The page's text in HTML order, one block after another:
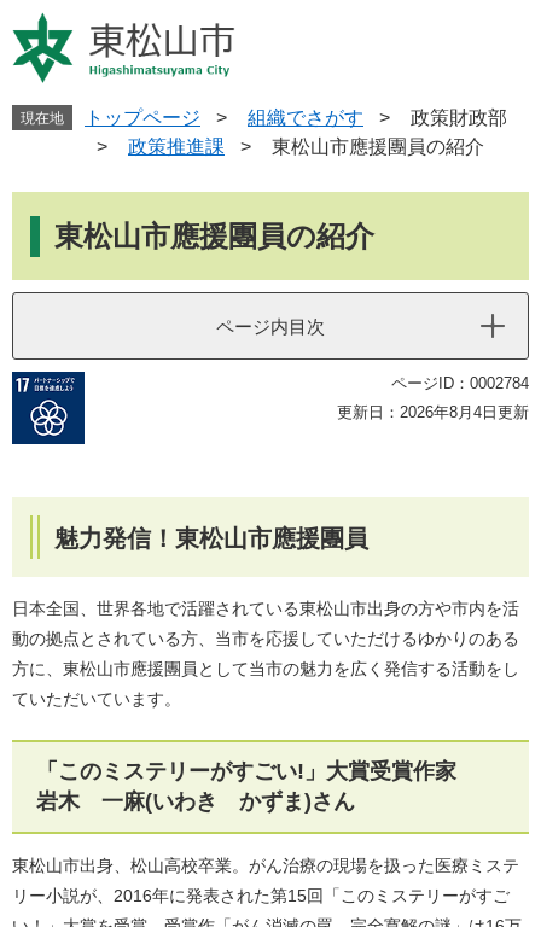
ー
ジ
す
ニ
ュ
し
へ
現在地 トップページ > 組織でさがす >
政策財政部
>
政策推進課 > 東松山市應援團員の紹介
東松山市應援團員の紹介
ページ内目次
ページID：0002784
更新日：2026年8月4日更新
魅力発信！東松山市應援團員
日本全国、世界各地で活躍されている東松山市出身の方や市内を活
動の拠点とされている方、当市を応援していただけるゆかりのある
方に、東松山市應援團員として当市の魅力を広く発信する活動をし
ていただいています。
「このミステリーがすごい!」大賞受賞作家
岩木 一麻(いわき かずま)さん
東松山市出身、松山高校卒業。がん治療の現場を扱った医療ミステ
リー小説が、2016年に発表された第15回「このミステリーがすご